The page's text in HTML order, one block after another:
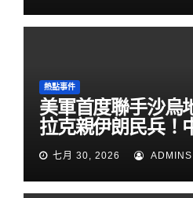
熱點事件
美軍首度聯手沙烏
拉克親伊朗民兵！
七月 30, 2026 ADMINS